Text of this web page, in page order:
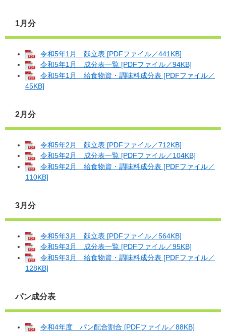
1月分
令和5年1月 献立表 [PDFファイル／441KB]
令和5年1月 成分表一覧 [PDFファイル／94KB]
令和5年1月 給食物資・調味料成分表 [PDFファイル／
45KB]
2月分
令和5年2月 献立表 [PDFファイル／712KB]
令和5年2月 成分表一覧 [PDFファイル／104KB]
令和5年2月 給食物資・調味料成分表 [PDFファイル／
110KB]
3月分
令和5年3月 献立表 [PDFファイル／564KB]
令和5年3月 成分表一覧 [PDFファイル／95KB]
令和5年3月 給食物資・調味料成分表 [PDFファイル／
128KB]
パン成分表
令和4年度 パン配合割合 [PDFファイル／88KB]